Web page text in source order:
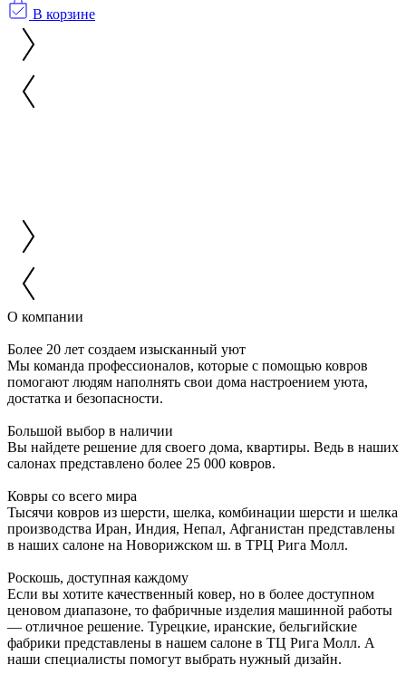
В корзине
О компании
Более 20 лет создаем изысканный уют
Мы команда профессионалов, которые с помощью ковров
помогают людям наполнять свои дома настроением уюта,
достатка и безопасности.
Большой выбор в наличии
Вы найдете решение для своего дома, квартиры. Ведь в наших
салонах представлено более 25 000 ковров.
Ковры со всего мира
Тысячи ковров из шерсти, шелка, комбинации шерсти и шелка
производства Иран, Индия, Непал, Афганистан представлены
в наших салоне на Новорижском ш. в ТРЦ Рига Молл.
Роскошь, доступная каждому
Если вы хотите качественный ковер, но в более доступном
ценовом диапазоне, то фабричные изделия машинной работы
— отличное решение. Турецкие, иранские, бельгийские
фабрики представлены в нашем салоне в ТЦ Рига Молл. А
наши специалисты помогут выбрать нужный дизайн.